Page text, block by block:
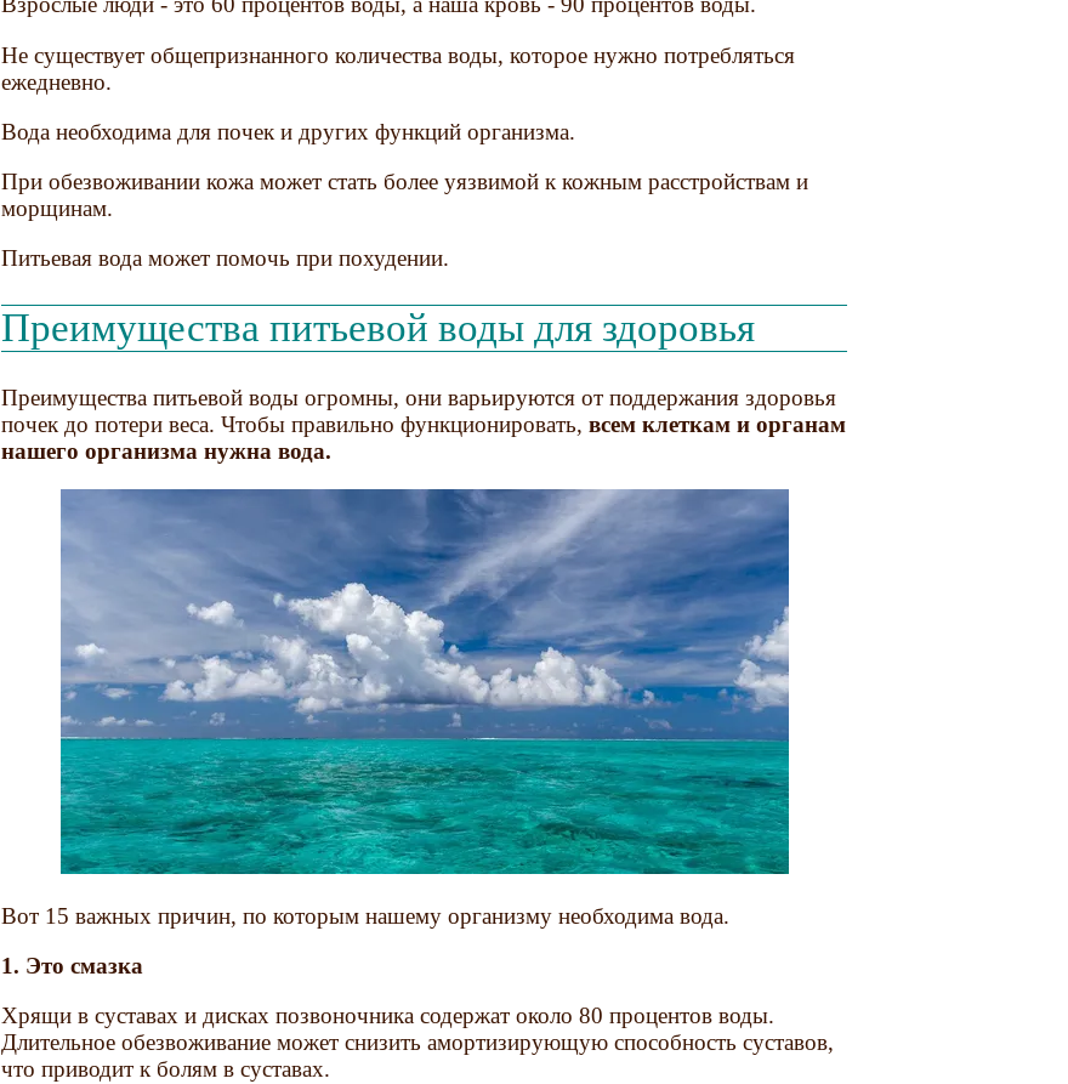
Не существует общепризнанного количества воды, которое нужно потребляться
ежедневно.
Вода необходима для почек и других функций организма.
При обезвоживании кожа может стать более уязвимой к кожным расстройствам и
морщинам.
Питьевая вода может помочь при похудении.
Преимущества питьевой воды для здоровья
Преимущества питьевой воды огромны, они варьируются от поддержания здоровья
почек до потери веса. Чтобы правильно функционировать,всем клеткам и органам
нашего организма нужна вода.
Вот 15 важных причин, по которым нашему организму необходима вода.
1. Это смазка
Хрящи в суставах и дисках позвоночника содержат около 80 процентов воды.
Длительное обезвоживание может снизить амортизирующую способность суставов,
что приводит к болям в суставах.